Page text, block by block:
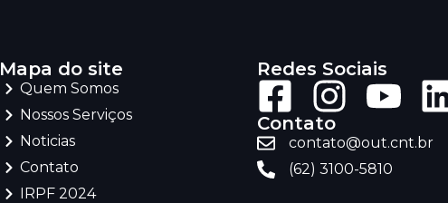
Mapa do site
Quem Somos
Nossos Serviços
Noticias
Contato
IRPF 2024
Redes Sociais
Contato
contato@out.cnt.br
(62) 3100-5810